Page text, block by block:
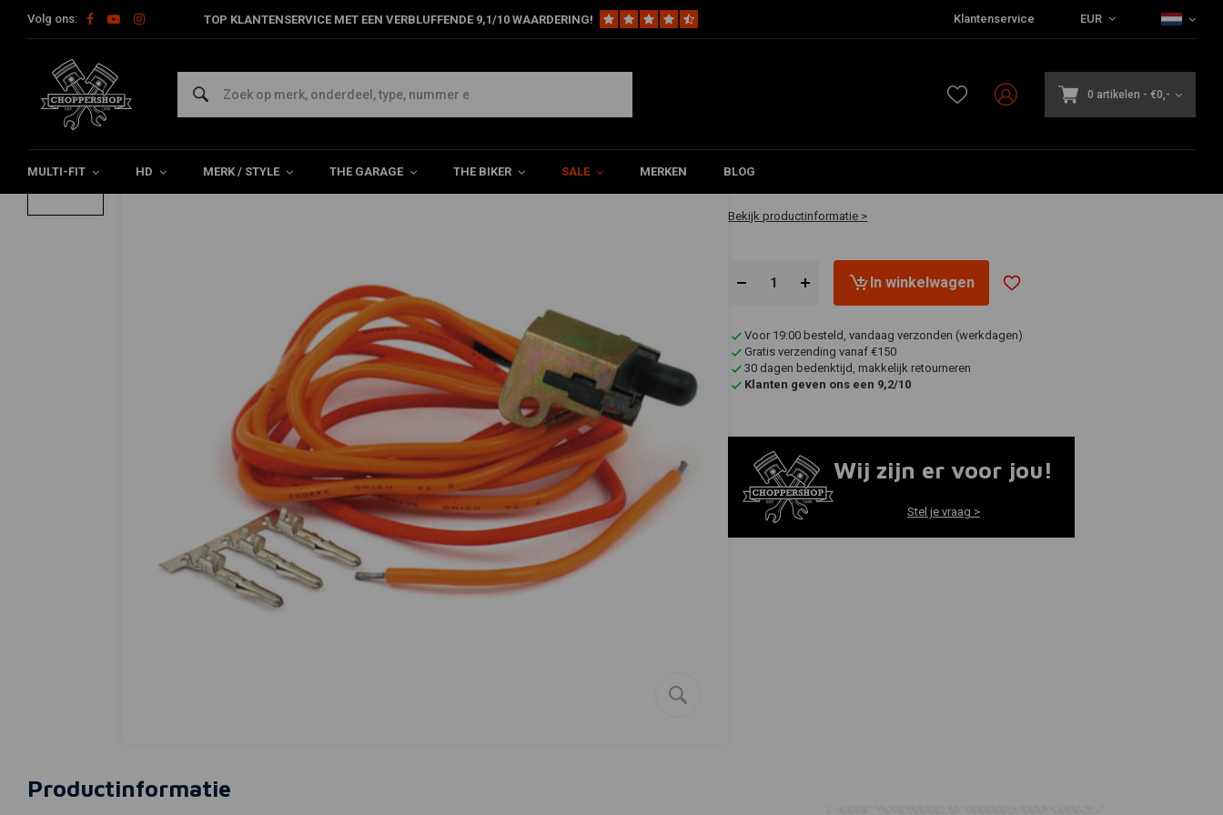
Volg ons: TOP KLANTENSERVICE MET EEN VERBLUFFENDE 9,1/10 WAARDERING! Klantenservice EUR
0 artikelen - €0,-
MULTI-FIT HD MERK / STYLE THE GARAGE THE BIKER SALE MERKEN BLOG
Home HD Harley verlichting & Electra Achterlichten Harley Remlicht Schakelaar Voorkant voor Harley Davidson
Remlicht Schakelaar Voorkant voor Harley Davidson
5/5 (3 reviews)
€8,19
Bekijk productinformatie >
In winkelwagen
Voor 19:00 besteld, vandaag verzonden (werkdagen)
Gratis verzending vanaf €150
30 dagen bedenktijd, makkelijk retourneren
Klanten geven ons een 9,2/10
Wij zijn er voor jou!
Stel je vraag >
Productinformatie